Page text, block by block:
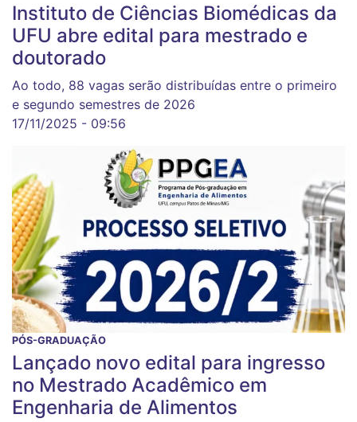
Instituto de Ciências Biomédicas da
UFU abre edital para mestrado e
doutorado
Ao todo, 88 vagas serão distribuídas entre o primeiro
e segundo semestres de 2026
17/11/2025 - 09:56
PÓS-GRADUAÇÃO
Lançado novo edital para ingresso
no Mestrado Acadêmico em
Engenharia de Alimentos